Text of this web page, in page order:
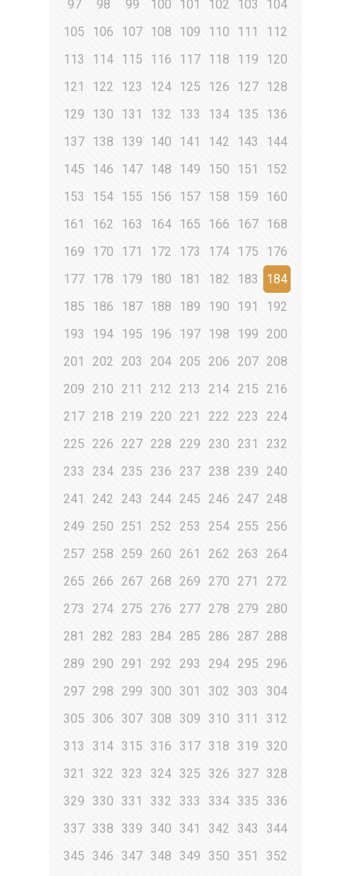
97
98 99 100 101 102 103
104
105
106 107 108 109 110 111
112
113
114 115 116 117 118 119
120
121
122 123 124 125 126 127 128
129
130 131 132 133 134 135
136
137 138 139 140 141 142 143
144
145
146 147 148 149 150 151
152
153
154 155 156 157 158 159
160
161
162 163 164 165 166 167 168
169
170 171 172 173 174 175
176
177 178 179 180 181 182 183
184
185
186 187 188 189 190 191
192
193
194 195 196 197 198 199 200
201
202 203 204 205 206 207 208
209 210 211 212 213 214 215 216
217 218 219 220 221 222 223
224
225 226 227 228 229 230 231
232
233
234 235 236 237 238 239 240
241
242 243 244 245 246 247 248
249 250 251 252 253 254 255 256
257 258 259 260 261 262 263
264
265 266 267 268 269 270 271
272
273
274 275 276 277 278 279 280
281
282 283 284 285 286 287 288
289 290 291 292 293 294 295 296
297 298 299 300 301 302 303
304
305
306 307 308 309 310 311
312
313
314 315 316 317 318 319
320
321
322 323 324 325 326 327 328
329
330 331 332 333 334 335
336
337 338 339 340 341 342 343
344
345
346 347 348 349 350 351 352